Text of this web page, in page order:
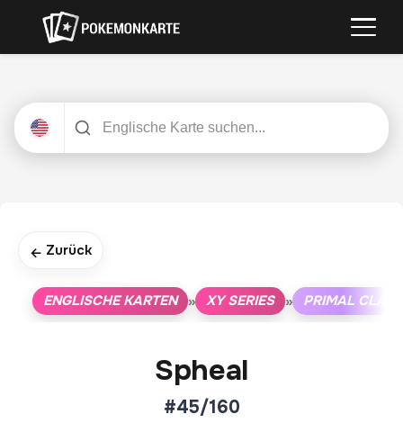
← Zurück
ENGLISCHE KARTEN » XY SERIES » PRIMAL
Spheal
#45/160